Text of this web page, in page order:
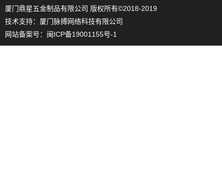
厦门鼎星五金制品有限公司 版权所有©2018-2019
技术支持： 厦门脉搏网络科技有限公司
网站备案号： 闽ICP备19001155号-1